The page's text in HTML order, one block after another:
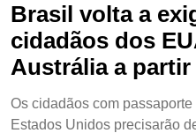
Brasil volta a
cidadãos dos
Austrália a partir
Os cidadãos com
Estados Unidos precisarão